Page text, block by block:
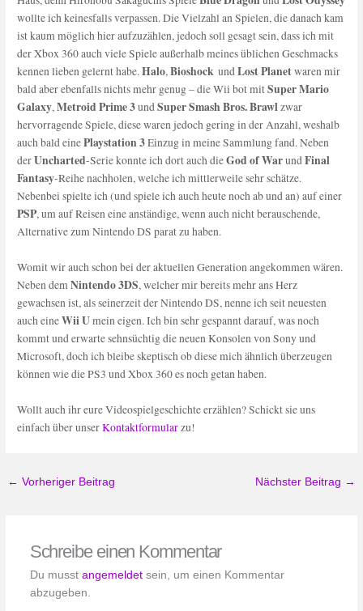
wollte ich keinesfalls verpassen. Die Vielzahl an Spielen, die danach kam
ist kaum möglich hier aufzuzählen, jedoch soll gesagt sein, dass ich mit
der Xbox 360 auch viele Spiele außerhalb meines üblichen Geschmacks
kennen lieben gelernt habe.Halo,Bioshock undLost Planetwaren mir
bald aber ebenfalls nichts mehr genug – die Wii bot mitSuper Mario
Galaxy,Metroid Prime 3undSuper Smash Bros. Brawlzwar
hervorragende Spiele, diese waren jedoch gering in der Anzahl, weshalb
auch bald einePlaystation 3Einzug in meine Sammlung fand. Neben
derUncharted-Serie konnte ich dort auch dieGod of WarundFinal
Fantasy-Reihe nachholen, welche ich mittlerweile sehr schätze.
Nebenbei spielte ich (und spiele ich auch heute noch ab und an) auf einer
PSP, um auf Reisen eine anständige, wenn auch nicht berauschende,
Alternative zum Nintendo DS parat zu haben.
Womit wir auch schon bei der aktuellen Generation angekommen wären.
Neben demNintendo 3DS, welcher mir bereits mehr ans Herz
gewachsen ist, als seinerzeit der Nintendo DS, nenne ich seit neuesten
auch eineWii Umein eigen. Ich bin sehr gespannt darauf, was noch
kommt und erwarte sehnsüchtig die neuen Konsolen von Sony und
Microsoft, doch ich bleibe skeptisch ob diese mich ähnlich überzeugen
können wie die PS3 und Xbox 360 es noch getan haben.
Wollt auch ihr eure Videospielgeschichte erzählen? Schickt sie uns
einfach über unserKontaktformularzu!
← Vorheriger Beitrag Nächster Beitrag →
Schreibe einen Kommentar
Du musst angemeldetsein, um einen Kommentar
abzugeben.